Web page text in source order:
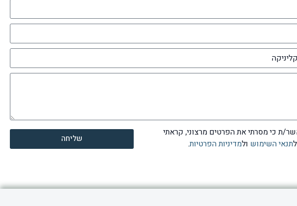
ת כי מסרתי את הפרטים מרצוני, קראתי
תנאי השימוש ולמדיניות הפרטיות. שליחה